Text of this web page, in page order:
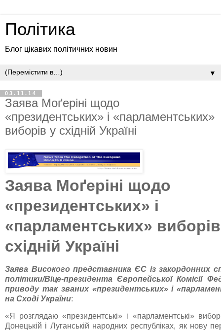
Політика
Блог цікавих політичних новин
▼
03.11.14
Заява Моґеріні щодо
«президентських» і «парламентських»
виборів у східній Україні
Заява Моґеріні щодо
«президентських» і
«парламентських»
східній Україні
Заява Високого представника ЄС із закордонних
політики/Віце-президента Європейської Комісії
приводу так званих «президентських» і
на Сході України:
«Я розглядаю «президентські» і «парламентські»
Донецькій і Луганській народних республіках, як нову